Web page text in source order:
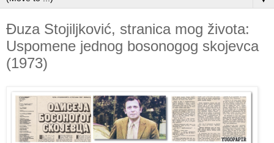
Đuza Stojiljković, stranica mog života:
Uspomene jednog bosonogog skojevca
(1973)